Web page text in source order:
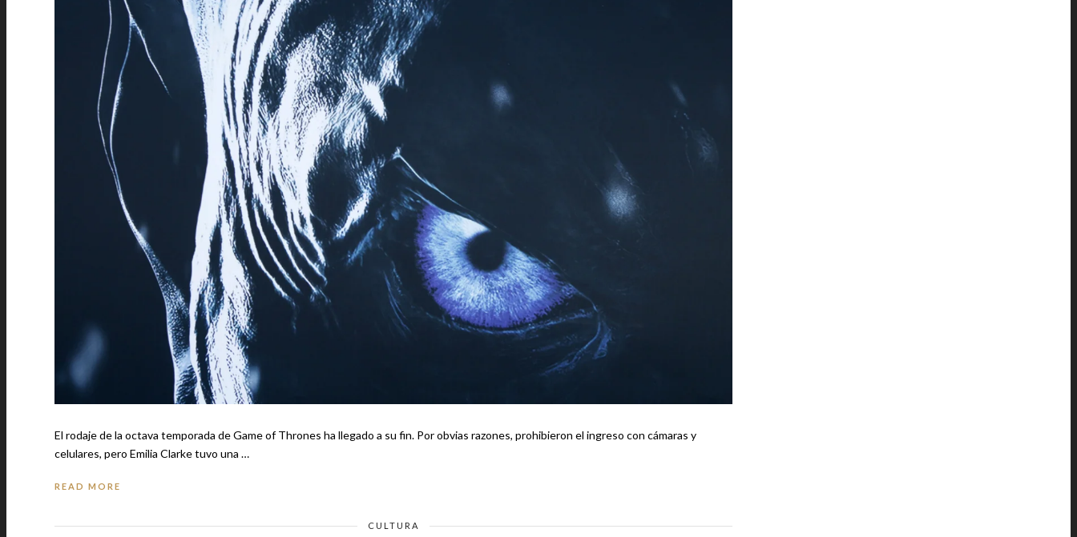
El rodaje de la octava temporada de Game of Thrones ha llegado a su fin. Por obvias razones, prohibieron el ingreso con cámaras y
celulares, pero Emilia Clarke tuvo una …
READ MORE
CULTURA